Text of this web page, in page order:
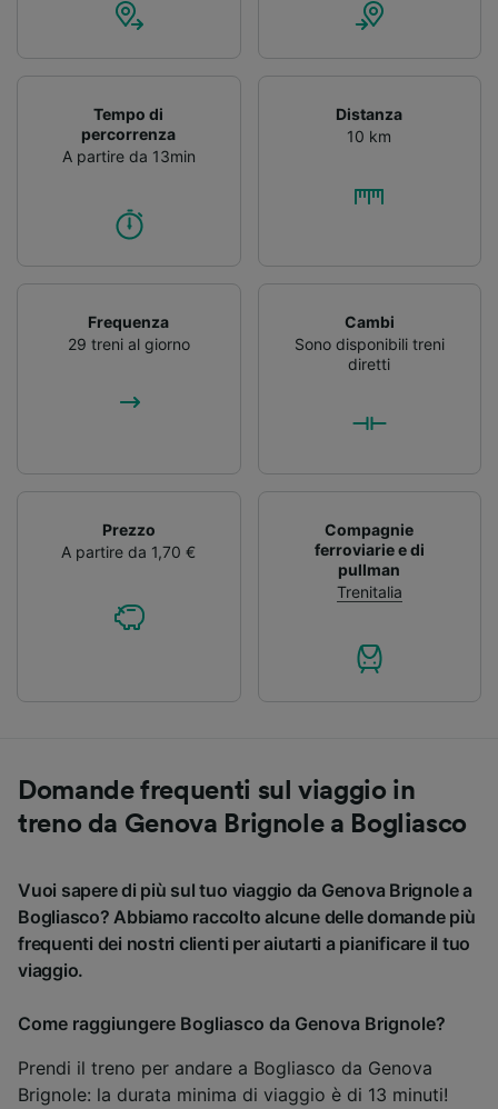
Tempo di
percorrenza
A partire da 13min
Distanza
10 km
Frequenza
29 treni al giorno
Cambi
Sono disponibili treni
diretti
Prezzo
A partire da 1,70 €
Compagnie
ferroviarie e di
pullman
Trenitalia
Domande frequenti sul viaggio in
treno da Genova Brignole a Bogliasco
Vuoi sapere di più sul tuo viaggio da Genova Brignole a
Bogliasco? Abbiamo raccolto alcune delle domande più
frequenti dei nostri clienti per aiutarti a pianificare il tuo
viaggio.
Come raggiungere Bogliasco da Genova Brignole?
Prendi il treno per andare a Bogliasco da Genova
Brignole: la durata minima di viaggio è di 13 minuti!